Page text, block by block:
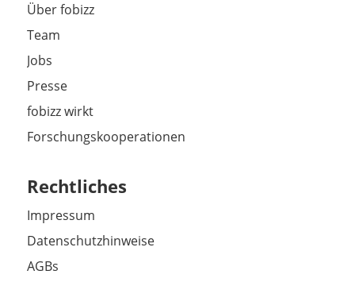
Über fobizz
Team
Jobs
Presse
fobizz wirkt
Forschungskooperationen
Rechtliches
Impressum
Datenschutzhinweise
AGBs